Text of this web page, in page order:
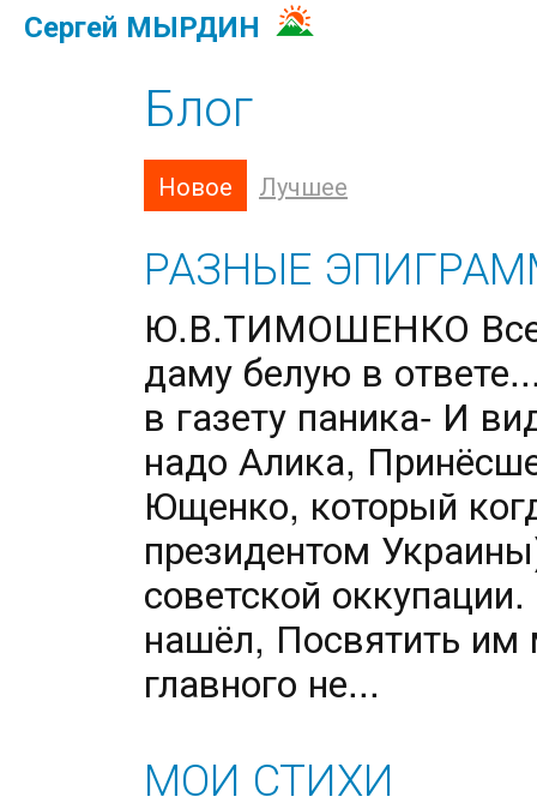
Сергей МЫРДИН
Блог
Новое Лучшее
РАЗНЫЕ
Ю.В.ТИМОШЕНКО Все
даму белую в
в газету паника- И
надо Алика,
Ющенко, который
президентом
советской
нашёл, Посвятить им
главного не...
МОИ СТИХИ